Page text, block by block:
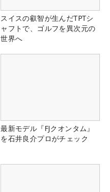
スイスの叡智が生んだTPTシ
ャフトで、ゴルフを異次元の
世界へ
最新モデル『FJクオンタム』
を石井良介プロがチェック